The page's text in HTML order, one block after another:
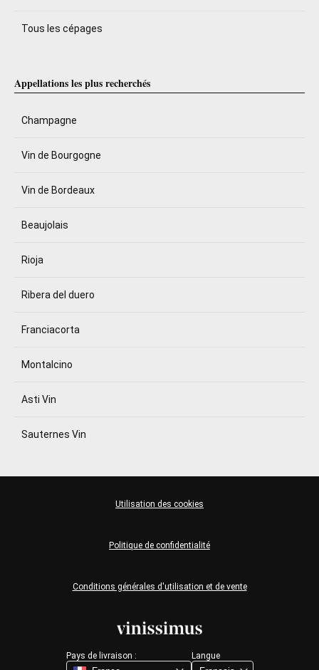
Tous les cépages
Appellations les plus recherchés
Champagne
Vin de Bourgogne
Vin de Bordeaux
Beaujolais
Rioja
Ribera del duero
Franciacorta
Montalcino
Asti Vin
Sauternes Vin
Pays de livraison : Langue
Conditions générales d'utilisation et de vente
Politique de confidentialité
Utilisation des cookies